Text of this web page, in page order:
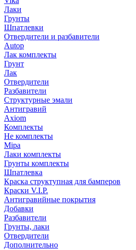
Лаки
Грунты
Шпатлевки
Отвердители и разбавители
Autop
Лак комплекты
Грунт
Лак
Отвердители
Разбавители
Структурные эмали
Антигравий
Axiom
Комплекты
Не комплекты
Mipa
Лаки комплекты
Грунты комплекты
Шпатлевка
Краска структупная для бамперов
Краски V.I.P.
Антигравийные покрытия
Добавки
Разбавители
Грунты, лаки
Отвердители
Дополнительно